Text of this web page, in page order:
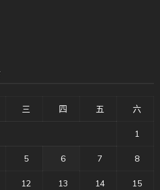
三 四 五 六
1
5 6 7 8
12 13 14 15